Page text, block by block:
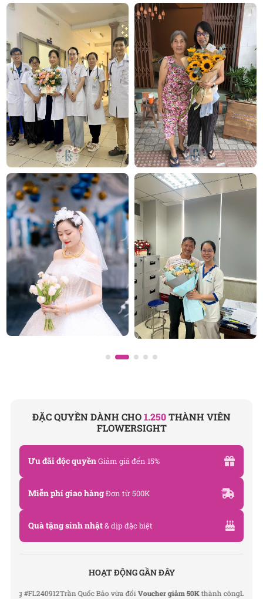
Tham khảo thêm các bóhoa cưới đẹp
cầm tay thanh
lịch tại đây:
Hoa cưới cầm tay tiểu thư
Kết luận
yêu thương ấy với những sắc hoa đầy ý nghĩa.
Công ty TNHH Hoa Tươi FLOWERSIGHT –
hoa tươi TP.HCM
FlowerSight làshop hoachuyên cung cấp
hoa tươi
HCM
hẹn. Mỗi sản phẩm là một tác phẩm nghệ thuật
được thiết kế bởi đội ngũ chuyên nghiệp, trong đó có
nhà thiết kế Thanh Thủy Florist.
Chúng tôi mang đến đa dạngmẫu hoa đẹp:hoa sinh
hoa khai trương, hoa cưới đẹp, đặc biệt là các
được chăm chút kỹ lưỡng.
ĐẶC QUYỀN DÀNH CHO1.250THÀNH VIÊN
FLOWERSIGHT
Ưu đãi độc quyềnGiảm giá đến 15%
Miễn phí giao hàngĐơn từ 500K
Quà tặng sinh nhật& dịp đặc biệt
HOẠT ĐỘNG GẦN ĐÂY
Trần Quốc Bảo vừa đổiVoucher giảm 50Kthành côngLê Thu Hà